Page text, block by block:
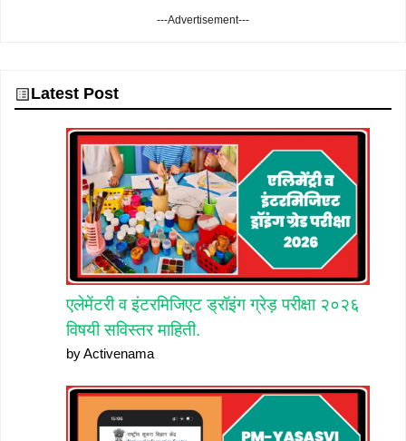
---Advertisement---
Latest Post
एलेमेंटरी व इंटरमिजिएट ड्रॉइंग ग्रेड़ परीक्षा २०२६
विषयी सविस्तर माहिती.
by Activenama